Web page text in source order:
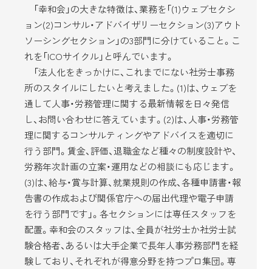
「幸和会」の大きな特徴は、業務を「(1)ウェブセクシ
ョン(2)コンサル・アドバイザリーセクション(3)アウト
ソーシングセクション」の3部門に分けていること。こ
れを「ICOサイクル」と呼んでいます。
「法人化をきっかけに、これまでにない社労士事務
所のスタイルにしたいと考えました。(1)は、ウェブを
通して人事・労務管理に関する最新情報を日々発信
し、お問い合わせに答えています。(2)は、人事・労務管
理に関するコンサルティングやアドバイスを適切に
行う部門。賃金、評価、退職金など種々の制度設計や、
労務年次計画の立案・運用などの相談にも応じます。
(3)は、給与・賞与計算、就業規則の作成、各種申請書・報
告書の作成および関係官庁への届出代理や電子申請
を行う部門です」。各セクションには専任スタッフを
配置。幸和会のスタッフは、全員が社労士か社労士試
験合格者、あるいは大手企業で長年人事労務部門を経
験しており、それぞれが得意分野を持つプロ集団。専